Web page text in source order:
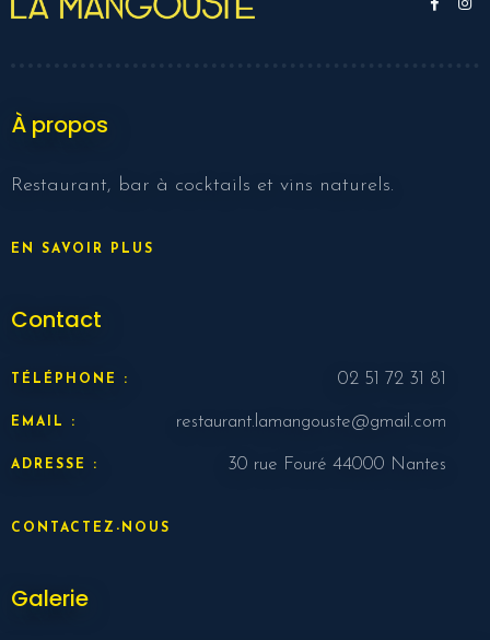
À propos
Restaurant, bar à cocktails et vins naturels.
EN SAVOIR PLUS
Contact
TÉLÉPHONE : 02 51 72 31 81
EMAIL : restaurant.lamangouste@gmail.com
ADRESSE : 30 rue Fouré 44000 Nantes
CONTACTEZ-NOUS
Galerie